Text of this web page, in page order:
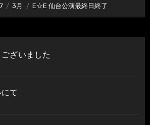
3月 E☆E 仙台公演最終日終了
ざいました
て